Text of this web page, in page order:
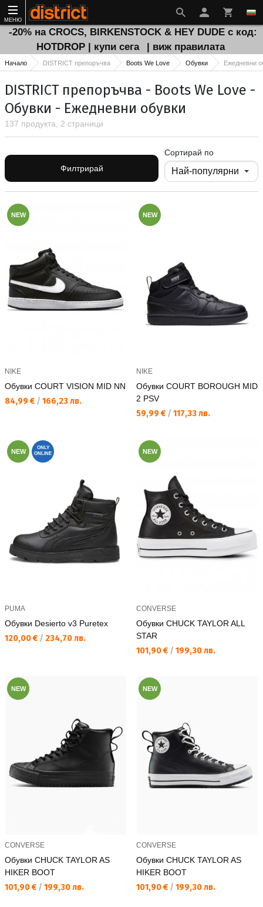
МЕНЮ
-20% на CROCS, BIRKENSTOCK & HEY DUDE с код:
HOTDROP | купи сега
| виж правилата
Начало DISTRICT препоръчва Boots We Love Обувки Ежедневни
DISTRICT препоръчва - Boots We Love -
Обувки - Ежедневни обувки
137 продукта, 2 страници
Филтрирай
Сортирай по
NEW
NIKE
Обувки COURT VISION MID NN
Текуща цена:
84,99 € / 166,23 лв.
NEW
NIKE
Обувки COURT BOROUGH MID
2 PSV
Текуща цена:
59,99 € / 117,33 лв.
NEW
ONLY
ONLINE
PUMA
Обувки Desierto v3 Puretex
Текуща цена:
120,00 € / 234,70 лв.
NEW
CONVERSE
Обувки CHUCK TAYLOR ALL
STAR
Текуща цена:
101,90 € / 199,30 лв.
NEW
CONVERSE
Обувки CHUCK TAYLOR AS
HIKER BOOT
Текуща цена:
101,90 € / 199,30 лв.
NEW
CONVERSE
Обувки CHUCK TAYLOR AS
HIKER BOOT
Текуща цена:
101,90 € / 199,30 лв.